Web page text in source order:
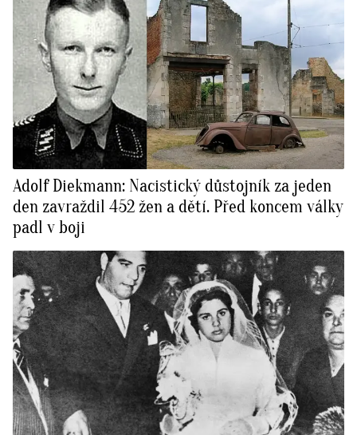
Adolf Diekmann: Nacistický důstojník za jeden
den zavraždil 452 žen a dětí. Před koncem války
padl v boji